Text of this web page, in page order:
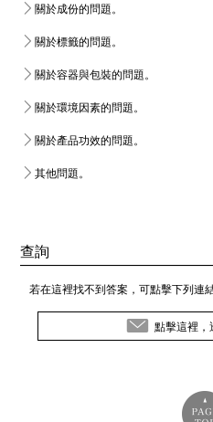
關於成份的問題。
關於標籤的問題。
關於容器與包裝的問題。
關於環境因素的問題。
關於產品功效的問題。
其他問題。
查詢
若在這裡找不到答案，可點擊下列連
點擊這裡，